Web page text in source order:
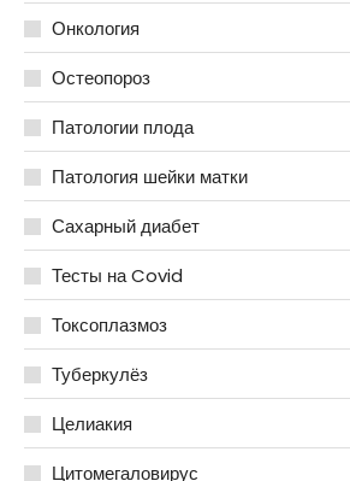
Онкология
Остеопороз
Патологии плода
Патология шейки матки
Сахарный диабет
Тесты на Covid
Токсоплазмоз
Туберкулёз
Целиакия
Цитомегаловирус